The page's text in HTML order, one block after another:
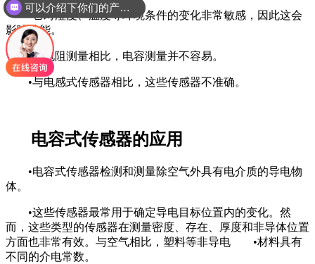
•它对湿度、温度等环境条件的变化非常敏感，因此这会
影响性能。
•与电阻测量相比，电容测量并不容易。
•与电感式传感器相比，这些传感器不准确。
电容式传感器的应用
•电容式传感器检测和测量除空气外具有电介质的导电物
体。
•这些传感器最常用于确定导电目标位置内的变化。然
而，这些类型的传感器在测量密度、存在、厚度和非导体位置
方面也非常有效。与空气相比，塑料等非导电 •材料具有
不同的介电常数。
可以介绍下你们的产品么